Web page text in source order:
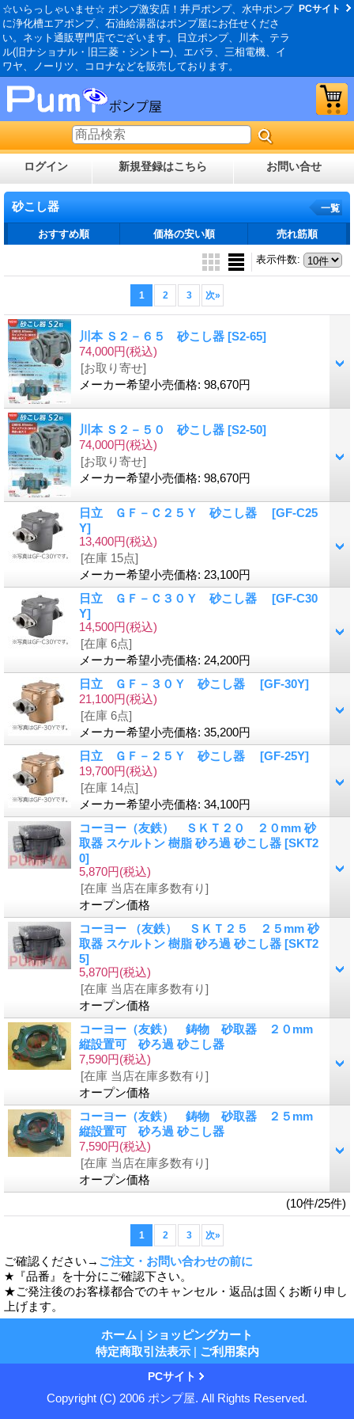
☆いらっしゃいませ☆ ポンプ激安店！井戸ポンプ、水中ポンプ
に浄化槽エアポンプ、石油給湯器はポンプ屋にお任せくださ
い。ネット通販専門店でございます。日立ポンプ、川本、テラ
ル(旧ナショナル・旧三菱・シントー)、エバラ、三相電機、イ
ワヤ、ノーリツ、コロナなどを販売しております。
PCサイト
ログイン 新規登録はこちら お問い合せ
砂こし器 一覧
おすすめ順 価格の安い順 売れ筋順
表示件数:
1 2 3 次»
川本 Ｓ２－６５ 砂こし器 [S2-65]
74,000円(税込)
[お取り寄せ]
メーカー希望小売価格: 98,670円
川本 Ｓ２－５０ 砂こし器 [S2-50]
74,000円(税込)
[お取り寄せ]
メーカー希望小売価格: 98,670円
日立 ＧＦ－Ｃ２５Ｙ 砂こし器 [GF-C25
Y]
13,400円(税込)
[在庫 15点]
メーカー希望小売価格: 23,100円
日立 ＧＦ－Ｃ３０Ｙ 砂こし器 [GF-C30
Y]
14,500円(税込)
[在庫 6点]
メーカー希望小売価格: 24,200円
日立 ＧＦ－３０Ｙ 砂こし器 [GF-30Y]
21,100円(税込)
[在庫 6点]
メーカー希望小売価格: 35,200円
日立 ＧＦ－２５Ｙ 砂こし器 [GF-25Y]
19,700円(税込)
[在庫 14点]
メーカー希望小売価格: 34,100円
コーヨー（友鉄） ＳＫＴ２０ ２０mm 砂
取器 スケルトン 樹脂 砂ろ過 砂こし器 [SKT2
0]
5,870円(税込)
[在庫 当店在庫多数有り]
オープン価格
コーヨー （友鉄） ＳＫＴ２５ ２５mm 砂
取器 スケルトン 樹脂 砂ろ過 砂こし器 [SKT2
5]
5,870円(税込)
[在庫 当店在庫多数有り]
オープン価格
コーヨー（友鉄） 鋳物 砂取器 ２０mm
縦設置可 砂ろ過 砂こし器
7,590円(税込)
[在庫 当店在庫多数有り]
オープン価格
コーヨー（友鉄） 鋳物 砂取器 ２５mm
縦設置可 砂ろ過 砂こし器
7,590円(税込)
[在庫 当店在庫多数有り]
オープン価格
(10件/25件)
1 2 3 次»
ご確認ください→ ご注文・お問い合わせの前に
★『品番』を十分にご確認下さい。
★ご発注後のお客様都合でのキャンセル・返品は固くお断り申し
上げます。
ホーム | ショッピングカート
特定商取引法表示 | ご利用案内
PCサイト
Copyright (C) 2006 ポンプ屋. All Rights Reserved.